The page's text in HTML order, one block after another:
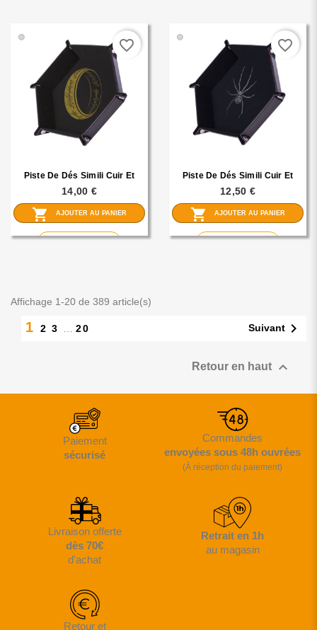
Piste De Dés Simili Cuir Et
Velours- Lord Of The Ring
14,00 €
shopping_cart AJOUTER AU PANIER
visibility
favorite_border
🟢
Piste De Dés Simili Cuir Et
Velours - Araignée Noire
12,50 €
shopping_cart AJOUTER AU PANIER
visibility
favorite_border
🟢
Affichage 1-20 de 389 article(s)
1 2 3 20 Suivant 
Retour en haut 
Paiement
sécurisé
Commandes
envoyées sous 48h ouvrées
(À réception du paiement)
Livraison offerte
dès 70€
d'achat
Retrait en 1h
au magasin
Retour et